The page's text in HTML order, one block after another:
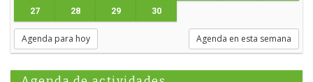
27 28 29 30
Agenda para hoy Agenda en esta semana